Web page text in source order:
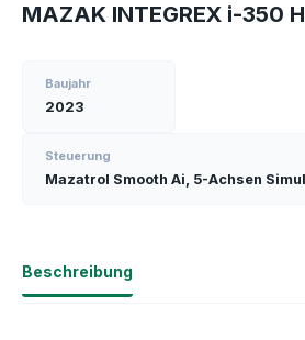
MAZAK INTEGREX i-350
Baujahr
2023
Steuerung
Mazatrol Smooth Ai, 5-Achsen
Beschreibung